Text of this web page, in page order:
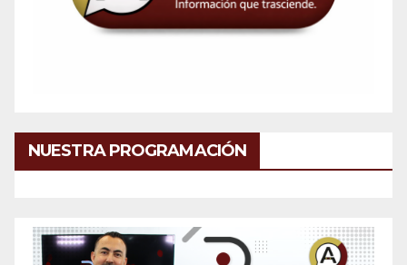
NUESTRA PROGRAMACIÓN